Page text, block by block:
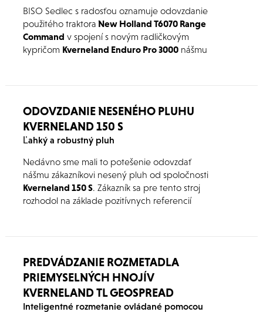
BISO Sedlec s radosťou oznamuje odovzdanie
použitého traktora New Holland T6070 Range
Command v spojení s novým radličkovým
kypričom Kverneland Enduro Pro 3000nášmu
ODOVZDANIE NESENÉHO PLUHU
KVERNELAND 150 S
Ľahký a robustný pluh
Nedávno sme mali to potešenie odovzdať
nášmu zákazníkovi nesený pluh od spoločnosti
Kverneland 150 S. Zákazník sa pre tento stroj
rozhodol na základe pozitívnych referencií
PREDVÁDZANIE ROZMETADLA
PRIEMYSELNÝCH HNOJÍV
KVERNELAND TL GEOSPREAD
Inteligentné rozmetanie ovládané pomocou